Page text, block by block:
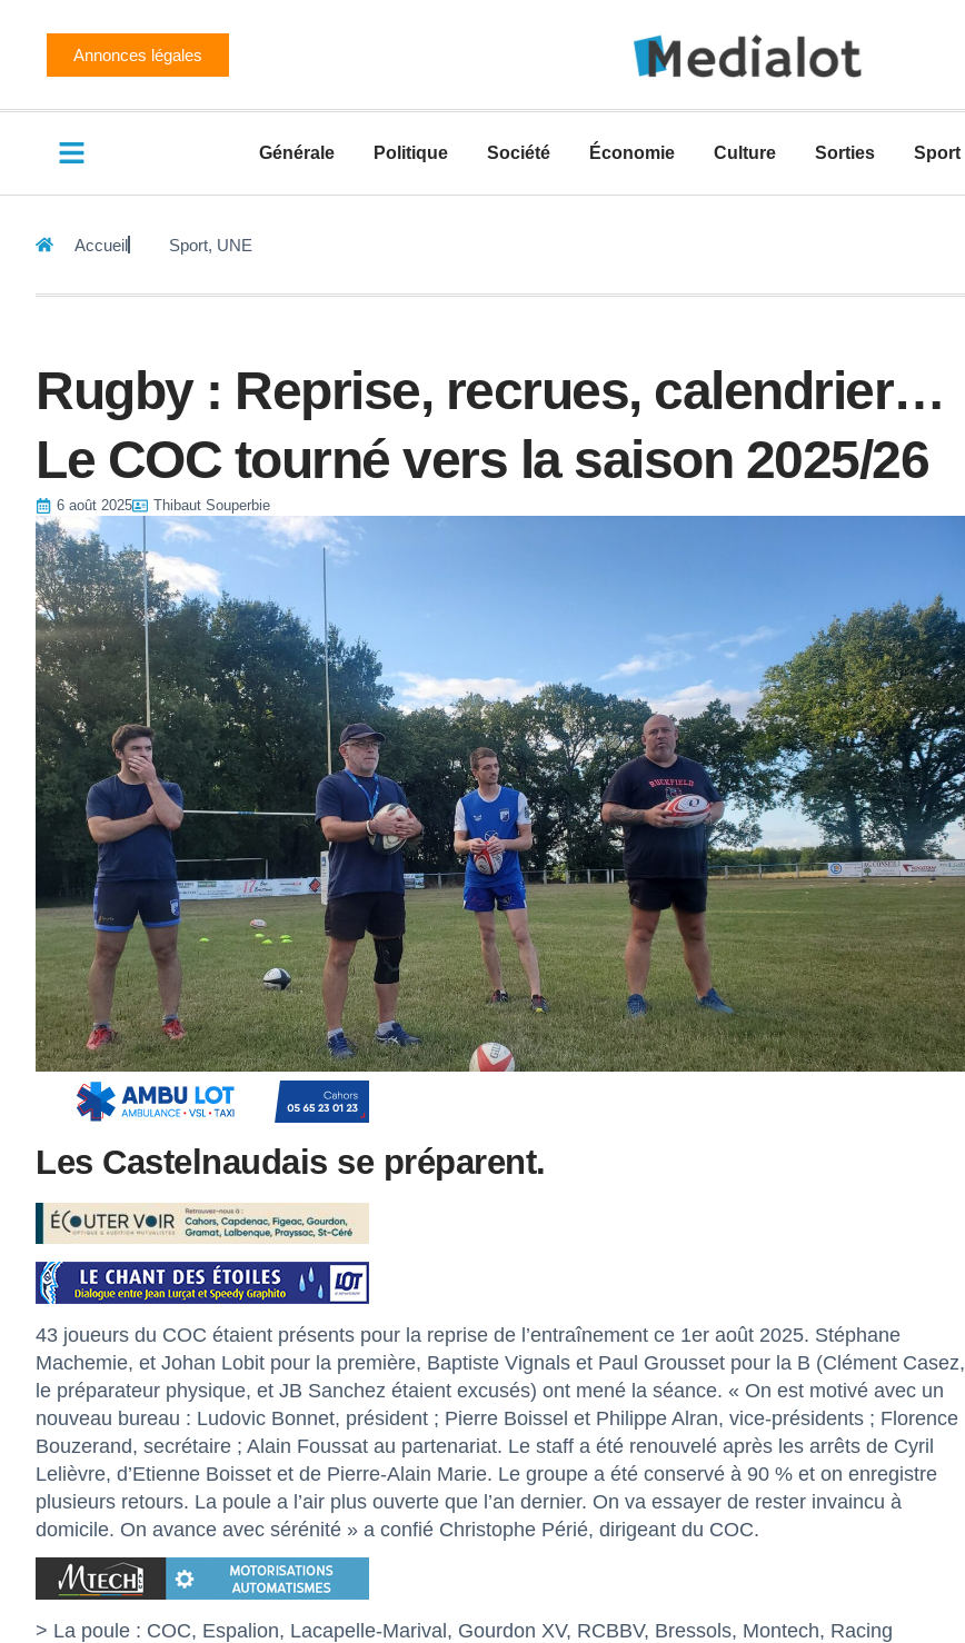
Annonces légales
Générale Politique Société Économie Culture Sorties Sport
Accueil Sport, UNE
Rugby : Reprise, recrues, calendrier…
Le COC tourné vers la saison 2025/26
6 août 2025 Thibaut Souperbie
Les Castelnaudais se préparent.
43 joueurs du COC étaient présents pour la reprise de l’entraînement ce 1er août 2025. Stéphane
Machemie, et Johan Lobit pour la première, Baptiste Vignals et Paul Grousset pour la B (Clément Casez,
le préparateur physique, et JB Sanchez étaient excusés) ont mené la séance. « On est motivé avec un
nouveau bureau : Ludovic Bonnet, président ; Pierre Boissel et Philippe Alran, vice-présidents ; Florence
Bouzerand, secrétaire ; Alain Foussat au partenariat. Le staff a été renouvelé après les arrêts de Cyril
Lelièvre, d’Etienne Boisset et de Pierre-Alain Marie. Le groupe a été conservé à 90 % et on enregistre
plusieurs retours. La poule a l’air plus ouverte que l’an dernier. On va essayer de rester invaincu à
domicile. On avance avec sérénité » a confié Christophe Périé, dirigeant du COC.
> La poule : COC, Espalion, Lacapelle-Marival, Gourdon XV, RCBBV, Bressols, Montech, Racing